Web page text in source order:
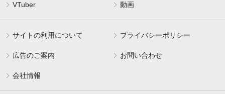
VTuber 動画
サイトの利用について プライバシーポリシー
広告のご案内 お問い合わせ
会社情報